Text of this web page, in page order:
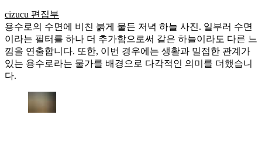
cizucu 편집부
용수로의 수면에 비친 붉게 물든 저녁 하늘 사진. 일부러 수면
이라는 필터를 하나 더 추가함으로써 같은 하늘이라도 다른 느
낌을 연출합니다. 또한, 이번 경우에는 생활과 밀접한 관계가
있는 용수로라는 물가를 배경으로 다각적인 의미를 더했습니
다.